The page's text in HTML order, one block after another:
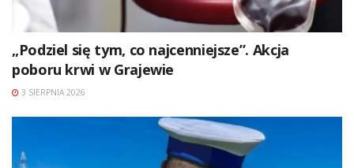
„Podziel się tym, co najcenniejsze”. Akcja
poboru krwi w Grajewie
3 SIERPNIA 2026